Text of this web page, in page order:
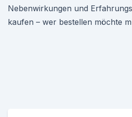
Nebenwirkungen und
kaufen – wer bestellen möchte